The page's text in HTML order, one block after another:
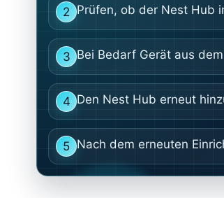
2 Prüfen, ob der Nest Hub
3 Bei Bedarf Gerät aus
4 Den Nest Hub erneut
5 Nach dem erneuten